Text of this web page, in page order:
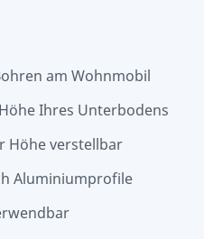
am Wohnmobil
Ihres Unterbodens
Höhe verstellbar
Aluminiumprofile